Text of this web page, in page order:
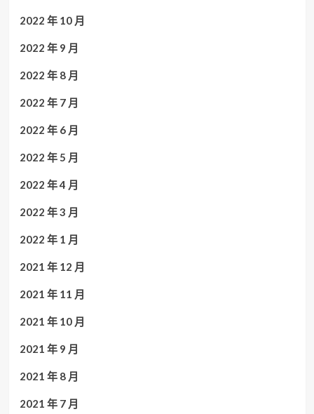
2022 年 10 月
2022 年 9 月
2022 年 8 月
2022 年 7 月
2022 年 6 月
2022 年 5 月
2022 年 4 月
2022 年 3 月
2022 年 1 月
2021 年 12 月
2021 年 11 月
2021 年 10 月
2021 年 9 月
2021 年 8 月
2021 年 7 月